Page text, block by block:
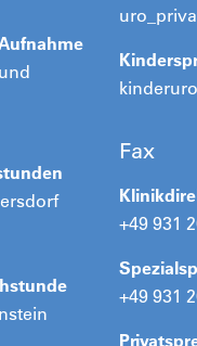
Fax
+49 931
+49 931